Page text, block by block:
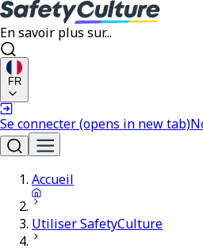
En savoir plus sur...
FR
Se connecter(opens in new tab)
Accueil
Utiliser SafetyCulture